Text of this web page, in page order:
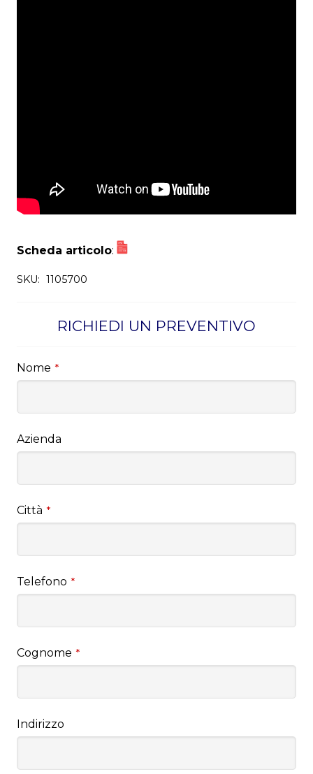
Scheda articolo:
SKU: 1105700
RICHIEDI UN PREVENTIVO
Nome *
Azienda
Città *
Telefono *
Cognome *
Indirizzo